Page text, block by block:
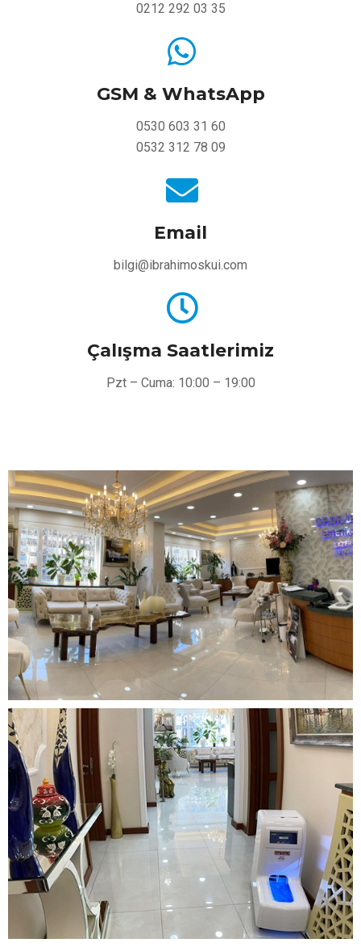
0212 292 03 35
GSM & WhatsApp
0530 603 31 60
0532 312 78 09
Email
bilgi@ibrahimoskui.com
Çalışma Saatlerimiz
Pzt – Cuma: 10:00 – 19:00